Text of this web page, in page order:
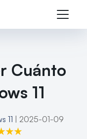
Cuánto
11
11 | 2025-01-09